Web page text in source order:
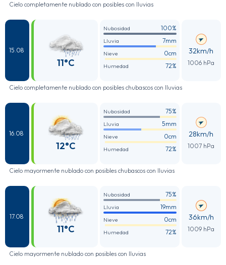
Cielo completamente nublado con posibles con lluvias
15.08
11°C
Nubosidad 100%
Lluvia 7mm
Nieve 0cm
Humedad 72%
32km/h
1006 hPa
Cielo completamente nublado con posibles chubascos con lluvias
16.08
12°C
Nubosidad 75%
Lluvia 5mm
Nieve 0cm
Humedad 72%
28km/h
1007 hPa
Cielo mayormente nublado con posibles chubascos con lluvias
17.08
11°C
Nubosidad 75%
Lluvia 19mm
Nieve 0cm
Humedad 72%
36km/h
1009 hPa
Cielo mayormente nublado con posibles con lluvias